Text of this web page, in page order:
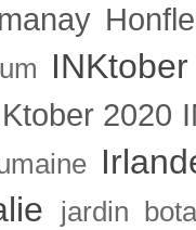
INKtober
2020
jardin